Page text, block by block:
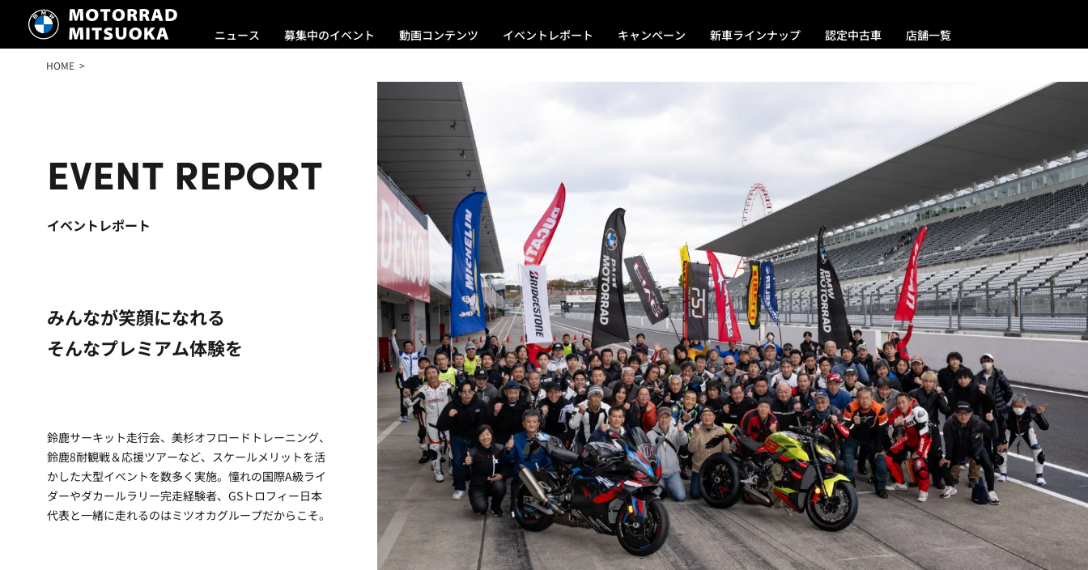
ニュース 募集中のイベント 動画コンテンツ イベントレポート キャンペーン 新車ラインナップ 認定中古車 店舗一覧
HOME
EVENT REPORT
イベントレポート
みんなが笑顔になれる
そんなプレミアム体験を
鈴鹿サーキット走行会、美杉オフロードトレーニング、
鈴鹿8耐観戦＆応援ツアーなど、スケールメリットを活
かした大型イベントを数多く実施。憧れの国際A級ライ
ダーやダカールラリー完走経験者、GSトロフィー日本
代表と一緒に走れるのはミツオカグループだからこそ。